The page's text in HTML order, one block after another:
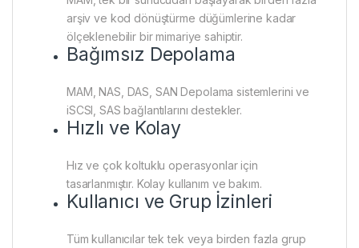
arşiv ve kod dönüştürme düğümlerine kadar
ölçeklenebilir bir mimariye sahiptir.
Bağımsız Depolama
MAM, NAS, DAS, SAN Depolama sistemlerini ve
iSCSI, SAS bağlantılarını destekler.
Hızlı ve Kolay
Hız ve çok koltuklu operasyonlar için
tasarlanmıştır. Kolay kullanım ve bakım.
Kullanıcı ve Grup İzinleri
Tüm kullanıcılar tek tek veya birden fazla grup